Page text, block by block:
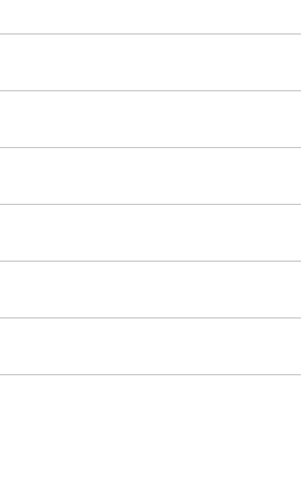
Rührwerke
Farbsprühgeräte
Hub- / Zugmaschinen